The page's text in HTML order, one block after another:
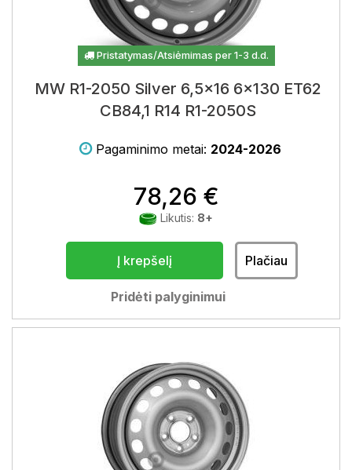
Pristatymas/Atsiėmimas per 1-3 d.d.
MW R1-2050 Silver 6,5x16 6x130 ET62
CB84,1 R14 R1-2050S
Pagaminimo metai: 2024-2026
78,26 €
Likutis: 8+
Į krepšelį Plačiau
Pridėti palyginimui